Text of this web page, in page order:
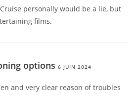
personally would be a lie, but
films.
options 6 JUIN 2024
and very clear reason of troubles